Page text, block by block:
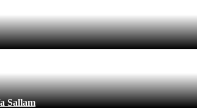
Sallam